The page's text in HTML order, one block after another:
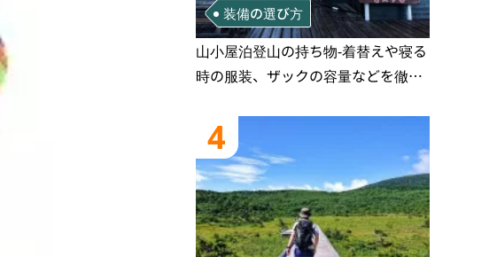
装備の選び方
山小屋泊登山の持ち物‐着替えや寝る
時の服装、ザックの容量などを徹底
4